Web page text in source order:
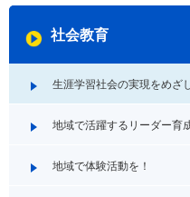
社会教育
生涯学習社会の実現をめざ
地域で活躍するリーダー育
地域で体験活動を！